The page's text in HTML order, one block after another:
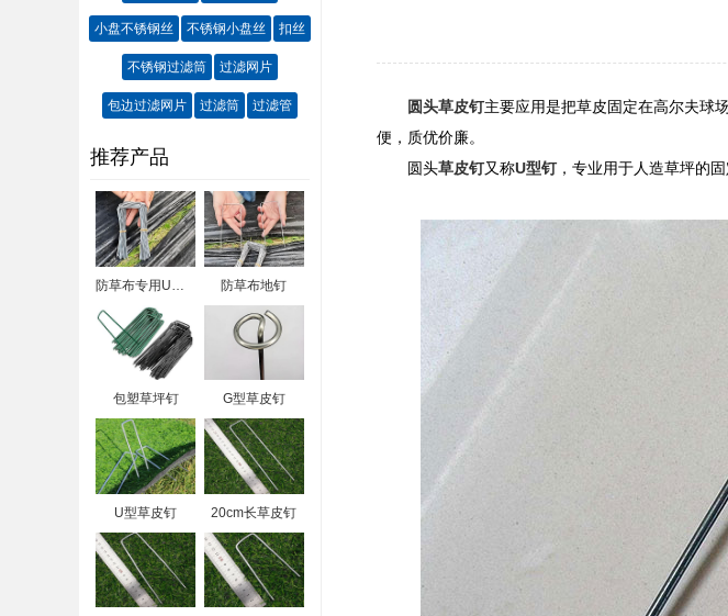
小盘不锈钢丝 不锈钢小盘丝 扣丝
不锈钢过滤筒 过滤网片
包边过滤网片 过滤筒 过滤管
推荐产品
防草布地钉
包塑草坪钉 G型草皮钉
U型草皮钉 20cm长草皮钉
圆头草皮钉主要应用是把草皮固定在高尔夫球
便，质优价廉。
圆头草皮钉又称U型钉，专业用于人造草坪的固